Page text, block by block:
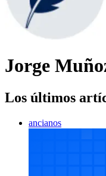
Jorge
Los últimos
ancianos